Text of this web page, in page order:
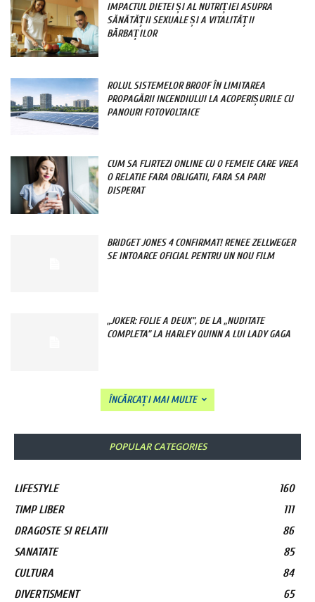
IMPACTUL DIETEI ȘI AL NUTRIȚIEI ASUPRA
SĂNĂTĂȚII SEXUALE ȘI A VITALITĂȚII
BĂRBAȚILOR
ROLUL SISTEMELOR BROOF ÎN LIMITAREA
PROPAGĂRII INCENDIULUI LA ACOPERIȘURILE CU
PANOURI FOTOVOLTAICE
CUM SA FLIRTEZI ONLINE CU O FEMEIE CARE VREA
O RELATIE FARA OBLIGATII, FARA SA PARI
DISPERAT
BRIDGET JONES 4 CONFIRMAT! RENEE ZELLWEGER
SE INTOARCE OFICIAL PENTRU UN NOU FILM
„JOKER: FOLIE A DEUX”, DE LA „NUDITATE
COMPLETA” LA HARLEY QUINN A LUI LADY GAGA
ÎNCĂRCAȚI MAI MULTE
POPULAR CATEGORIES
LIFESTYLE
160
TIMP LIBER
111
DRAGOSTE SI RELATII
86
SANATATE
85
CULTURA
84
DIVERTISMENT
65